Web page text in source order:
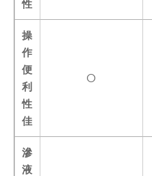
性
操
作
便
利
性
佳
滲
液